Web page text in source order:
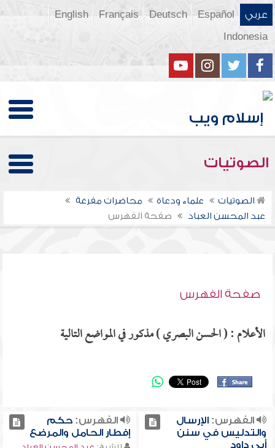
عربي Español
Deutsch
Français
English
Indonesia
الصوتيات
الصوتيات علماء ودعاة
محاضرات مفرغة
عبد المحسن العباد
صفحة الفهرس
صفحة الفهرس
الأعلام : ( الحسن البصري ) مذكور في المواضع التالية
الفهرس:الإرسال
والتدليس في سنن
أبي داود
الفهرس:حكم
إفطار الحامل والمرضع